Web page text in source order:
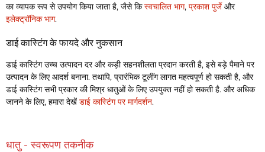
का व्यापक रूप से उपयोग किया जाता है, जैसे किस्वचालित भाग, प्रकाश पुर्जेऔर
इलेक्ट्रॉनिक भाग.
डाई कास्टिंग के फायदे और नुकसान
डाई कास्टिंग उच्च उत्पादन दर और कड़ी सहनशीलता प्रदान करती है, इसे बड़े पैमाने पर
उत्पादन के लिए आदर्श बनाना. तथापि, प्रारंभिक टूलींग लागत महत्वपूर्ण हो सकती है, और
डाई कास्टिंग सभी प्रकार की मिश्र धातुओं के लिए उपयुक्त नहीं हो सकती है. और अधिक
जानने के लिए, हमारा देखें डाई कास्टिंग पर मार्गदर्शन.
धातु - स्वरूपण तकनीक